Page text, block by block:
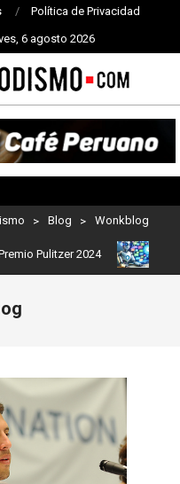
Política de Privacidad
6 agosto 2026
> Blog > Wonkblog
Pulitzer 2024